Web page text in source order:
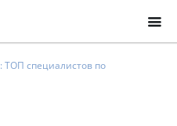
ТОП специалистов по